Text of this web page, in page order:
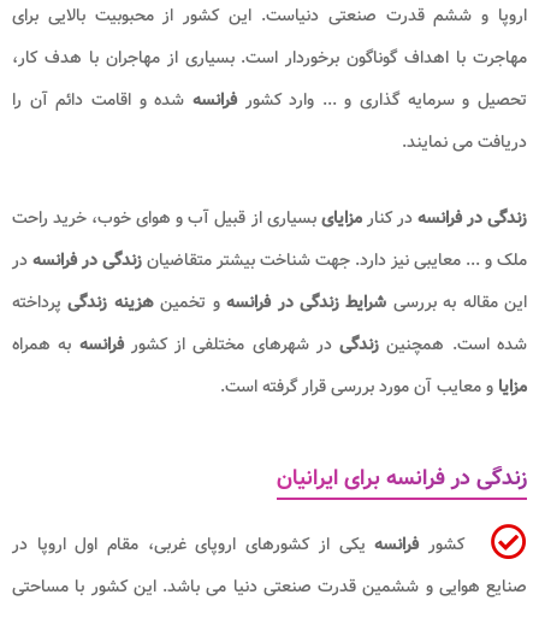
اروپا و ششم قدرت صنعتی دنیاست. این کشور از محبوبیت بالایی برای
مهاجرت با اهداف گوناگون برخوردار است. بسیاری از مهاجران با هدف کار،
تحصیل و سرمایه گذاری و ... وارد کشورفرانسه شده و اقامت دائم آن را
دریافت می نمایند.
زندگی در فرانسهدر کنارمزایایبسیاری از قبیل آب و هوای خوب، خرید راحت
ملک و ... معایبی نیز دارد. جهت شناخت بیشتر متقاضیانزندگی در فرانسهدر
این مقاله به بررسی شرایط زندگی در فرانسهو تخمینهزینه زندگی پرداخته
شده است. همچنین زندگیدر شهرهای مختلفی از کشورفرانسه به همراه
مزایا و معایب آن مورد بررسی قرار گرفته است.
زندگی در فرانسه برای ایرانیان
کشورفرانسه یکی از کشورهای اروپای غربی، مقام اول اروپا در
صنایع هوایی و ششمین قدرت صنعتی دنیا می باشد. این کشور با مساحتی